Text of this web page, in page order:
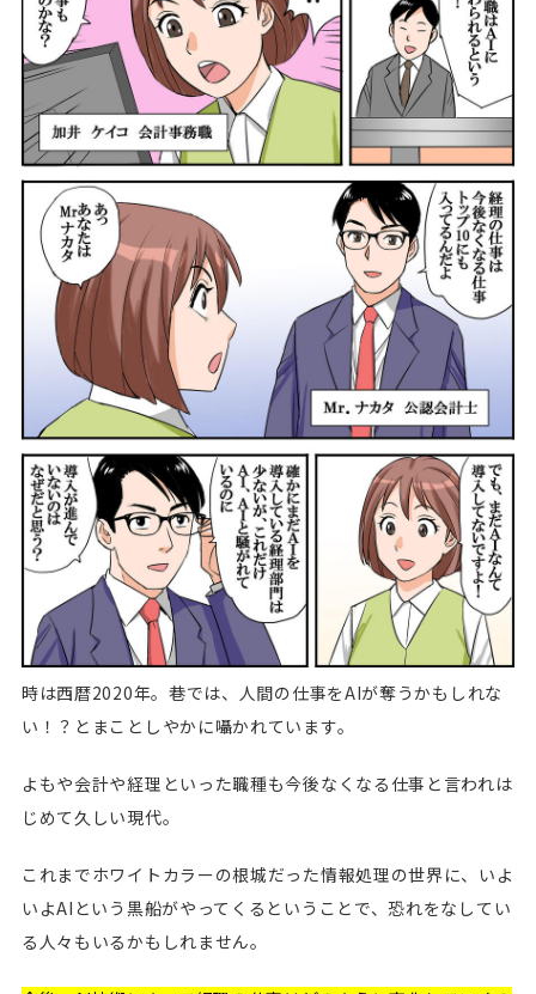
時は西暦2020年。巷では、人間の仕事をAIが奪うかもしれな
い！？とまことしやかに囁かれています。
よもや会計や経理といった職種も今後なくなる仕事と言われは
じめて久しい現代。
これまでホワイトカラーの根城だった情報処理の世界に、いよ
いよAIという黒船がやってくるということで、恐れをなしてい
る人々もいるかもしれません。